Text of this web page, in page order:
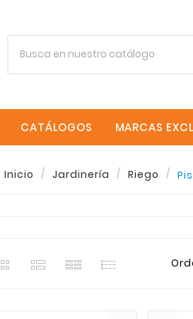
CATÁLOGOS MARCAS
Inicio Jardinería Riego
Empieza escribiendo lo